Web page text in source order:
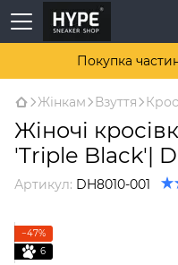
Покупка
Жінкам Взуття
Жіночі
'Triple Black'|
Артикул: DH8010-001
−47%
6